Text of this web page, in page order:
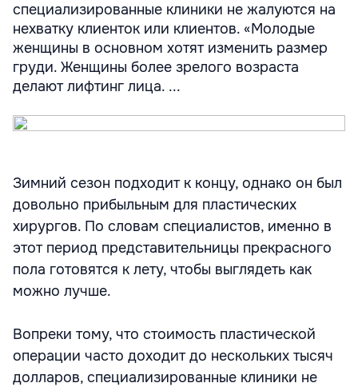
специализированные клиники не жалуются на
нехватку клиенток или клиентов. «Молодые
женщины в основном хотят изменить размер
груди. Женщины более зрелого возраста
делают лифтинг лица. ...
Зимний сезон подходит к концу, однако он был
довольно прибыльным для пластических
хирургов. По словам специалистов, именно в
этот период представительницы прекрасного
пола готовятся к лету, чтобы выглядеть как
можно лучше.
Вопреки тому, что стоимость пластической
операции часто доходит до нескольких тысяч
долларов, специализированные клиники не